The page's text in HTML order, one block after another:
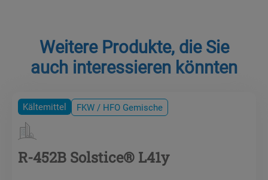
Weitere Produkte, die Sie
auch interessieren könnten
Kältemittel FKW / HFO Gemische
R-452B Solstice® L41y